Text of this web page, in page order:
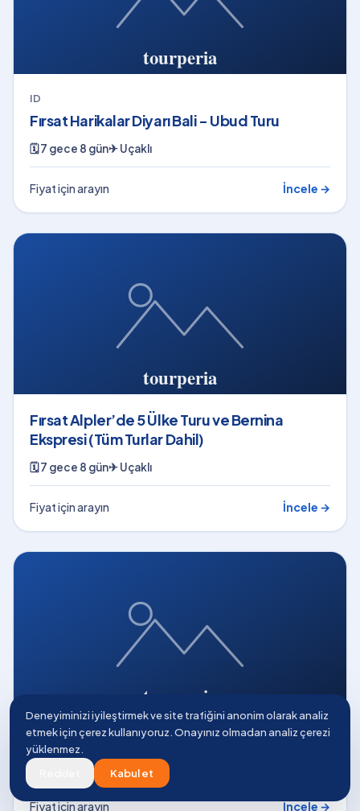
ID
Fırsat Harikalar Diyarı Bali - Ubud Turu
🗓7 gece 8 gün✈Uçaklı
Fiyat için arayın İncele →
Fırsat Alpler’de 5 Ülke Turu ve Bernina
Ekspresi (Tüm Turlar Dahil)
🗓7 gece 8 gün✈Uçaklı
Fiyat için arayın İncele →
Fırsat Orta Avrupa Turu (Tüm Turlar Dahil)
6 gece 7 gün Uçaklı
Fiyat için arayın İncele →
Deneyiminizi iyileştirmek ve site trafiğini anonim olarak analiz
etmek için çerez kullanıyoruz. Onayınız olmadan analiz çerezi
yüklenmez.
Kabul et